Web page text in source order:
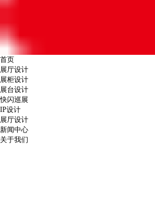
首页
展厅设计
展柜设计
展台设计
快闪巡展
IP设计
展厅设计
新闻中心
关于我们